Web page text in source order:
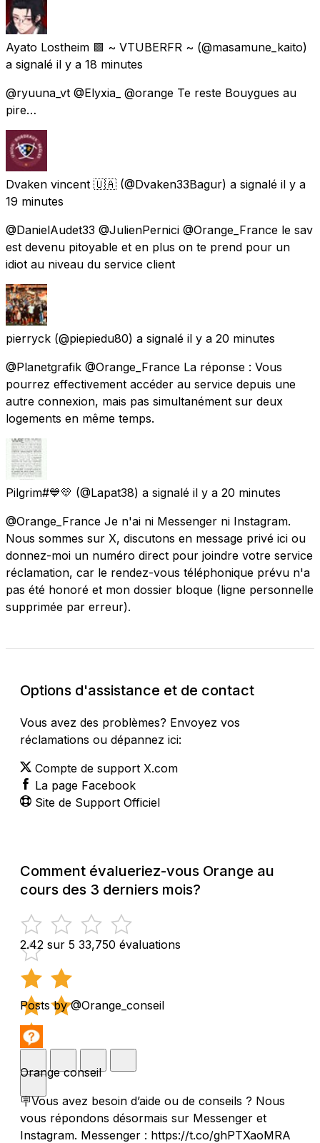
Ayato Lostheim 🟪 ~ VTUBERFR ~ (@masamune_kaito)
a signalé il y a 18 minutes
@ryuuna_vt @Elyxia_ @orange Te reste Bouygues au
pire…
Dvaken vincent 🇺🇦 (@Dvaken33Bagur) a signalé il y a
19 minutes
@DanielAudet33 @JulienPernici @Orange_France le sav
est devenu pitoyable et en plus on te prend pour un
idiot au niveau du service client
pierryck (@piepiedu80) a signalé il y a 20 minutes
@Planetgrafik @Orange_France La réponse : Vous
pourrez effectivement accéder au service depuis une
autre connexion, mais pas simultanément sur deux
logements en même temps.
Pilgrim#💙💛 (@Lapat38) a signalé il y a 20 minutes
@Orange_France Je n'ai ni Messenger ni Instagram.
Nous sommes sur X, discutons en message privé ici ou
donnez-moi un numéro direct pour joindre votre service
réclamation, car le rendez-vous téléphonique prévu n'a
pas été honoré et mon dossier bloque (ligne personnelle
supprimée par erreur).
Options d'assistance et de contact
Vous avez des problèmes? Envoyez vos
réclamations ou dépannez ici:
Compte de support X.com
La page Facebook
Site de Support Officiel
Comment évalueriez-vous Orange au
cours des 3 derniers mois?
2.42 sur 5 33,750 évaluations
Posts by @Orange_conseil
Orange conseil
🪧Vous avez besoin d’aide ou de conseils ? Nous
vous répondons désormais sur Messenger et
Instagram. Messenger : https://t.co/ghPTXaoMRA